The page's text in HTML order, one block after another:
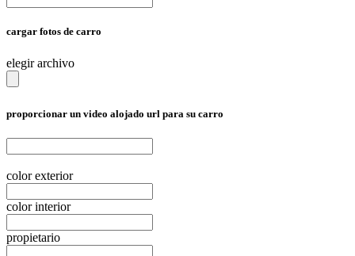
cargar fotos de carro
elegir archivo
proporcionar un video alojado url para su carro
color exterior
color interior
propietario